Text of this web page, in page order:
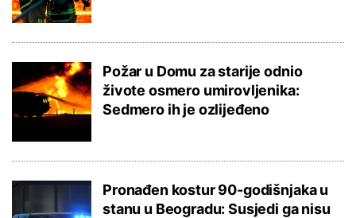
Požar u Domu za starije odnio
živote osmero umirovljenika:
Sedmero ih je ozlijeđeno
Pronađen kostur 90-godišnjaka u
stanu u Beogradu: Susjedi ga nisu